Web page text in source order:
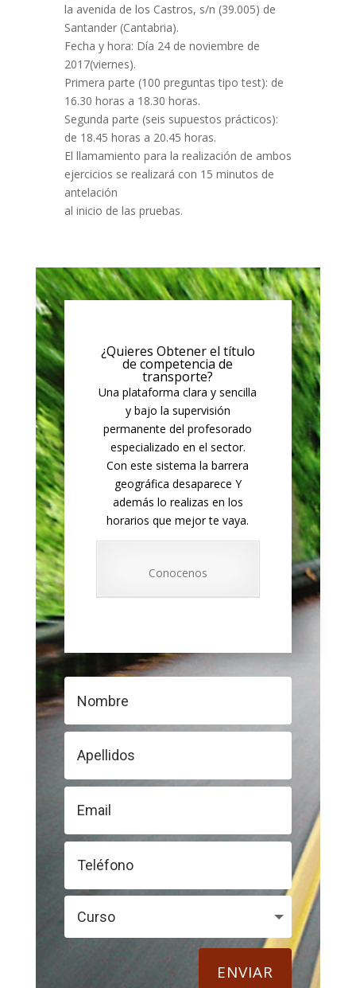
la avenida de los Castros, s/n (39.005) de
Santander (Cantabria).
Fecha y hora: Día 24 de noviembre de
2017(viernes).
Primera parte (100 preguntas tipo test): de
16.30 horas a 18.30 horas.
Segunda parte (seis supuestos prácticos):
de 18.45 horas a 20.45 horas.
El llamamiento para la realización de ambos
ejercicios se realizará con 15 minutos de
antelación
al inicio de las pruebas.
¿Quieres Obtener el título
de competencia de
transporte?
Una plataforma clara y sencilla
y bajo la supervisión
permanente del profesorado
especializado en el sector.
Con este sistema la barrera
geográfica desaparece Y
además lo realizas en los
horarios que mejor te vaya.
Conocenos
ENVIAR